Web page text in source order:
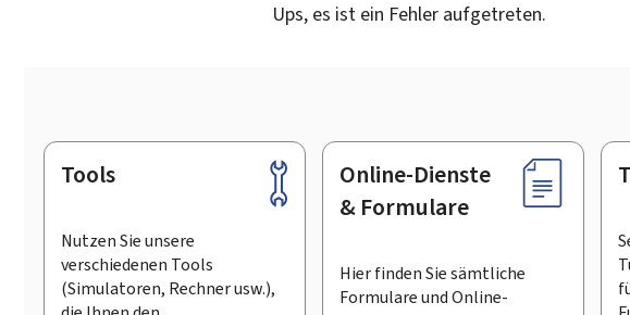
Ups, es ist ein Fehler aufgetreten.
Footer
Tools
Nutzen Sie unsere
verschiedenen Tools
(Simulatoren, Rechner usw.),
Online-Dienste
& Formulare
Hier finden Sie sämtliche
Formulare und Online-